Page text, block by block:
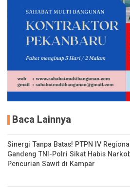
Baca Lainnya
Sinergi Tanpa Batas! PTPN IV
Gandeng TNI-Polri Sikat Habis
Pencurian Sawit di Kampar